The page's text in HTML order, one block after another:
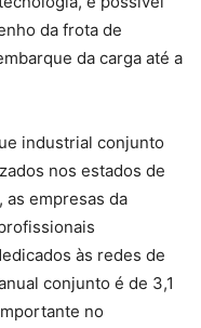
da frota de
da carga até a
industrial conjunto
nos estados de
as empresas da
às redes de
conjunto é de 3,1
no